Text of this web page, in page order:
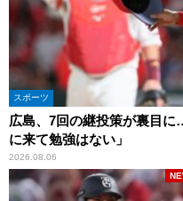
スポーツ
広島、7回の継投策が裏目
に来て勉強はない」
2026.08.06